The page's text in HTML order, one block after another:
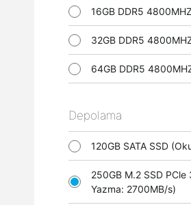
16GB DDR5
32GB DDR5
64GB DDR5
Depolama
120GB SATA SSD
250GB M.2 SSD
Yazma: 2700MB/s)